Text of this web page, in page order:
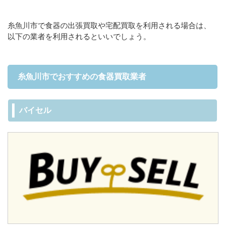
糸魚川市で食器の出張買取や宅配買取を利用される場合は、
以下の業者を利用されるといいでしょう。
糸魚川市でおすすめの食器買取業者
バイセル